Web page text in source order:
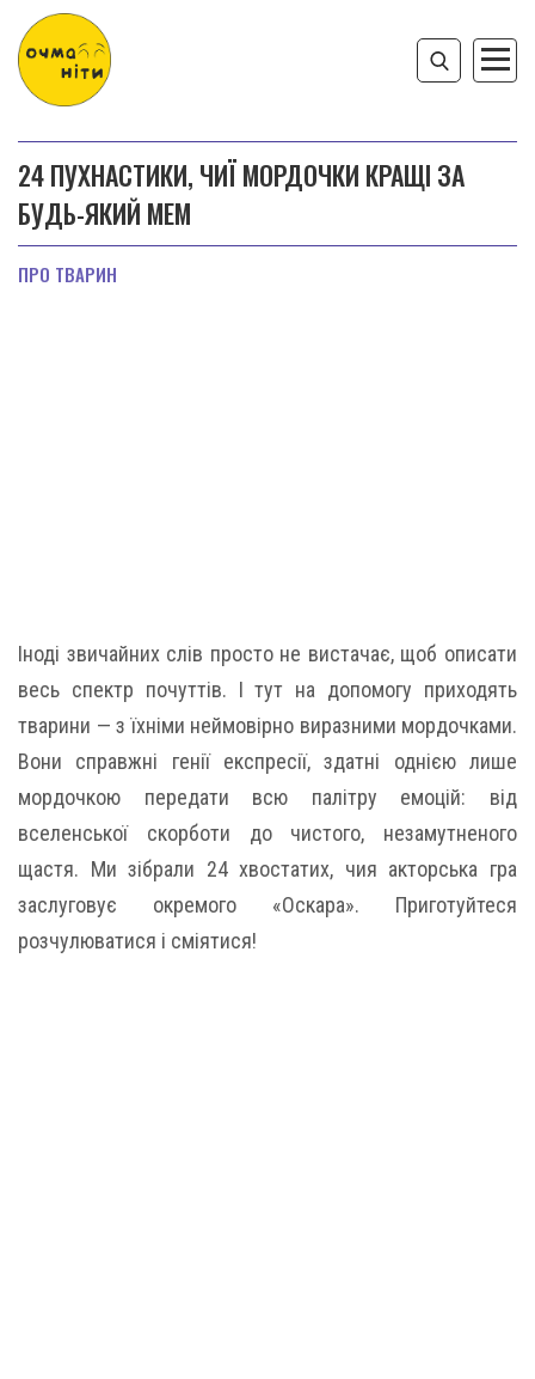
24 ПУХНАСТИКИ, ЧИЇ МОРДОЧКИ КРАЩІ ЗА
БУДЬ-ЯКИЙ МЕМ
ПРО ТВАРИН
Іноді звичайних слів просто не вистачає, щоб описати
весь спектр почуттів. І тут на допомогу приходять
тварини — з їхніми неймовірно виразними мордочками.
Вони справжні генії експресії, здатні однією лише
мордочкою передати всю палітру емоцій: від
вселенської скорботи до чистого, незамутненого
щастя. Ми зібрали 24 хвостатих, чия акторська гра
заслуговує окремого «Оскара». Приготуйтеся
розчулюватися і сміятися!